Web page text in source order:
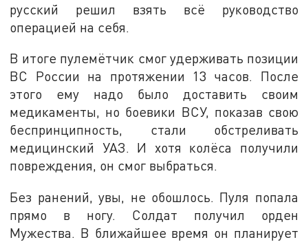
русский решил взять всё руководство
операцией на себя.
В итоге пулемётчик смог удерживать позиции
ВС России на протяжении 13 часов. После
этого ему надо было доставить своим
медикаменты, но боевики ВСУ, показав свою
беспринципность, стали обстреливать
медицинский УАЗ. И хотя колёса получили
повреждения, он смог выбраться.
Без ранений, увы, не обошлось. Пуля попала
прямо в ногу. Солдат получил орден
Мужества. В ближайшее время он планирует